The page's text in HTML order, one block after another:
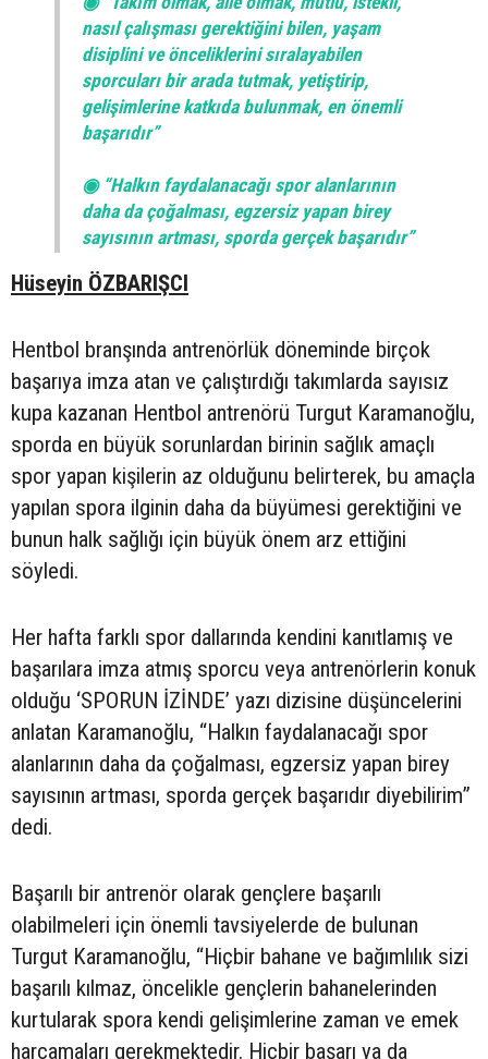
nasıl çalışması gerektiğini bilen, yaşam
disiplini ve önceliklerini sıralayabilen
sporcuları bir arada tutmak, yetiştirip,
gelişimlerine katkıda bulunmak, en önemli
başarıdır”
◉ “Halkın faydalanacağı spor alanlarının
daha da çoğalması, egzersiz yapan birey
sayısının artması, sporda gerçek başarıdır”
Hüseyin ÖZBARIŞCI
Hentbol branşında antrenörlük döneminde birçok
başarıya imza atan ve çalıştırdığı takımlarda sayısız
kupa kazanan Hentbol antrenörü Turgut Karamanoğlu,
sporda en büyük sorunlardan birinin sağlık amaçlı
spor yapan kişilerin az olduğunu belirterek, bu amaçla
yapılan spora ilginin daha da büyümesi gerektiğini ve
bunun halk sağlığı için büyük önem arz ettiğini
söyledi.
Her hafta farklı spor dallarında kendini kanıtlamış ve
başarılara imza atmış sporcu veya antrenörlerin konuk
olduğu ‘SPORUN İZİNDE’ yazı dizisine düşüncelerini
anlatan Karamanoğlu, “Halkın faydalanacağı spor
alanlarının daha da çoğalması, egzersiz yapan birey
sayısının artması, sporda gerçek başarıdır diyebilirim”
dedi.
Başarılı bir antrenör olarak gençlere başarılı
olabilmeleri için önemli tavsiyelerde de bulunan
Turgut Karamanoğlu, “Hiçbir bahane ve bağımlılık sizi
başarılı kılmaz, öncelikle gençlerin bahanelerinden
kurtularak spora kendi gelişimlerine zaman ve emek
harcamaları gerekmektedir. Hiçbir başarı ya da